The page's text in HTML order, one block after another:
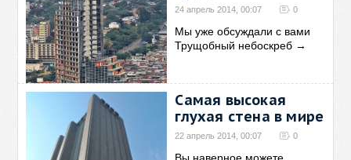
24 апрель 2014, 00:07 0
Мы уже обсуждали с вами
Трущобный небоскреб →
Самая высокая
глухая стена в мире
22 апрель 2014, 00:07 0